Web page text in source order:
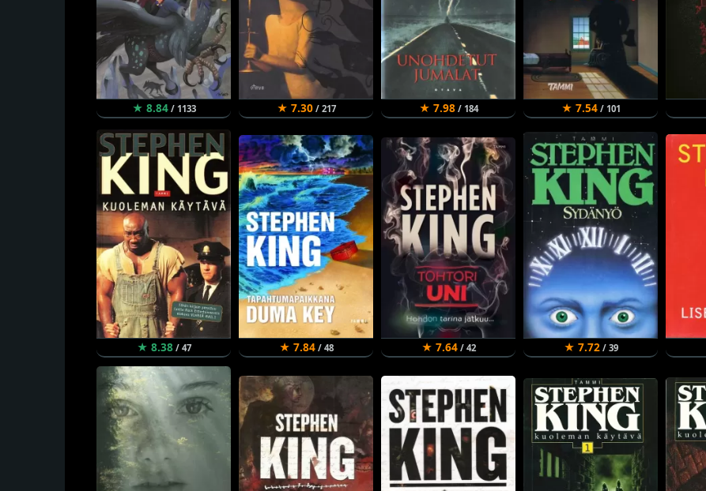
★ 8.84/ 1133 ★ 7.30/ 217 ★ 7.98/ 184 ★ 7.54/ 101
★ 8.38/ 47 ★ 7.84/ 48 ★ 7.64/ 42 ★ 7.72/ 39